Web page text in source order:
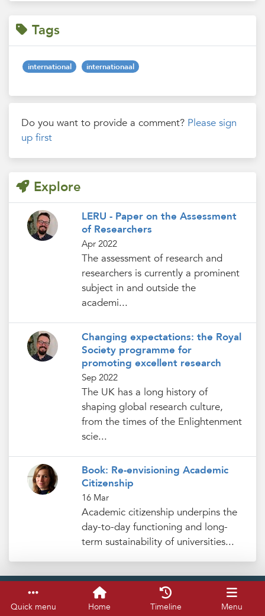
Quick menu Home Timeline Menu
Tags
international internationaal
Do you want to provide a comment? Please sign
up first
Explore
LERU - Paper on the Assessment
of Researchers
Apr 2022
The assessment of research and
researchers is currently a prominent
subject in and outside the
academi...
Changing expectations: the Royal
Society programme for
promoting excellent research
Sep 2022
The UK has a long history of
shaping global research culture,
from the times of the Enlightenment
scie...
Book: Re-envisioning Academic
Citizenship
16 Mar
Academic citizenship underpins the
day-to-day functioning and long-
term sustainability of universities...
Service & help Keyboard shortcuts